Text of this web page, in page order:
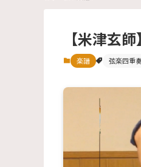
【米津玄
楽譜 弦楽四重